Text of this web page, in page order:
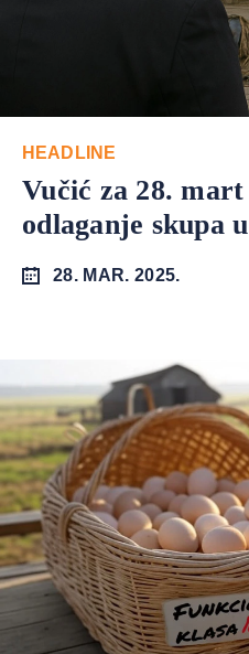
HEADLINE
Vučić za 28.
odlaganje skupa
28. MAR. 2025.